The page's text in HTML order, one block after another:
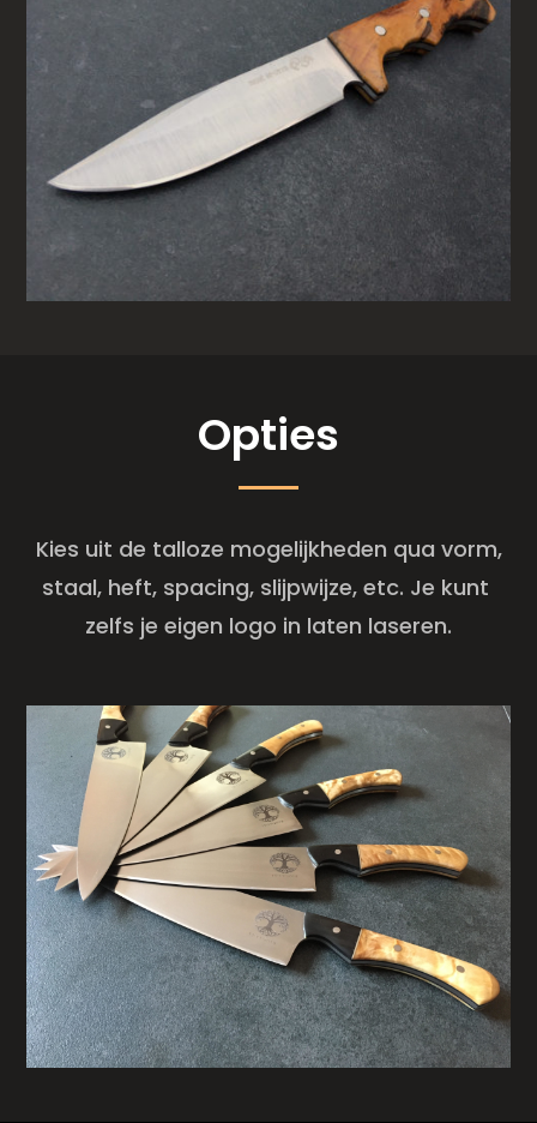
Opties
Kies uit de talloze mogelijkheden qua vorm,
staal, heft, spacing, slijpwijze, etc. Je kunt
zelfs je eigen logo in laten laseren.